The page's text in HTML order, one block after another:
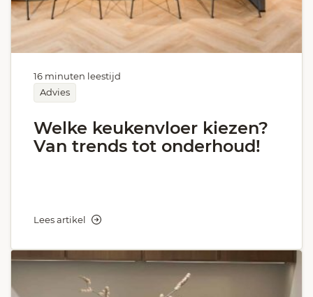
Advies
16 minuten leestijd
Welke keukenvloer kiezen?
Van trends tot onderhoud!
Lees artikel